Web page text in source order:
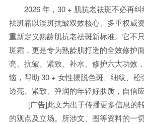
2026 年，30 + 肌抗老祛斑不必再
祛斑霜以淡斑抗皱双效核心、多重权威
重新定义熟龄肌抗老祛斑新标准。它不
斑霜，更是专为熟龄肌打造的全效修护
亮、抗皱、紧致、补水、修护六大功效
恼，帮助 30 + 女性摆脱色斑、细纹、松
透亮、紧致、弹润的年轻好肤质，自信
[广告]此文为出于传播更多信息的
的观点及立场。所涉文、图等资料的一